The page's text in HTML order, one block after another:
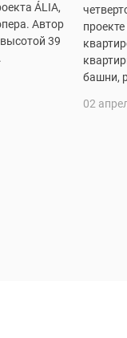
ÁLIA,
Автор
39
башни,
02